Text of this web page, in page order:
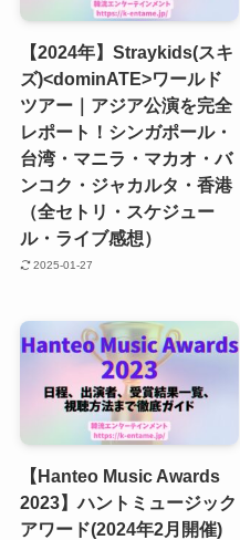
【2024年】Straykids(スキ
ズ)<dominATE>ワールド
ツアー｜アジア公演を完全
レポート！シンガポール・
台湾・マニラ・マカオ・バ
ンコク・ジャカルタ・香港
（全セトリ・スケジュー
ル・ライブ感想）
2025-01-27
【Hanteo Music Awards
2023】ハントミュージック
アワード(2024年2月開催)